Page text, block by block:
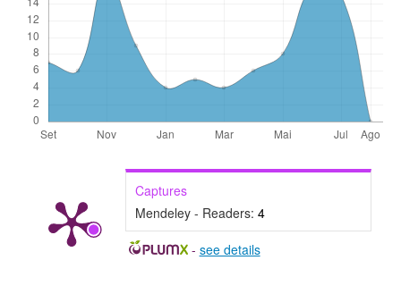
Captures
Mendeley - Readers: 4
- see details